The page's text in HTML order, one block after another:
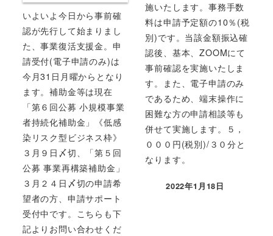
いよいよ今日から事前確
認が先行して始まりまし
た、事業復活支援金。申
請受付(電子申請のみ)は
今月31日月曜からとなり
ます。補助金等は現在
「第６回公募 小規模事業
者持続化補助金」《低感
染リスク型ビジネス枠》
３月９日〆切、「第５回
公募 事業再構築補助金」
３月２４日〆切の申請希
望者の方、申請サポート
受付中です。こちらも下
記よりお問い合わせくだ
施いたします。事務手数
料は申請予定額の10％(税
別)です。当該金額振込確
認後、基本、ZOOMにて
事前確認を実施いたしま
す。また、電子申請のみ
であるため、端末操作に
困難な方の申請相談等も
併せて実施します。５，
０００円(税別)/３０分と
なります。
投稿日
2022年1月18日